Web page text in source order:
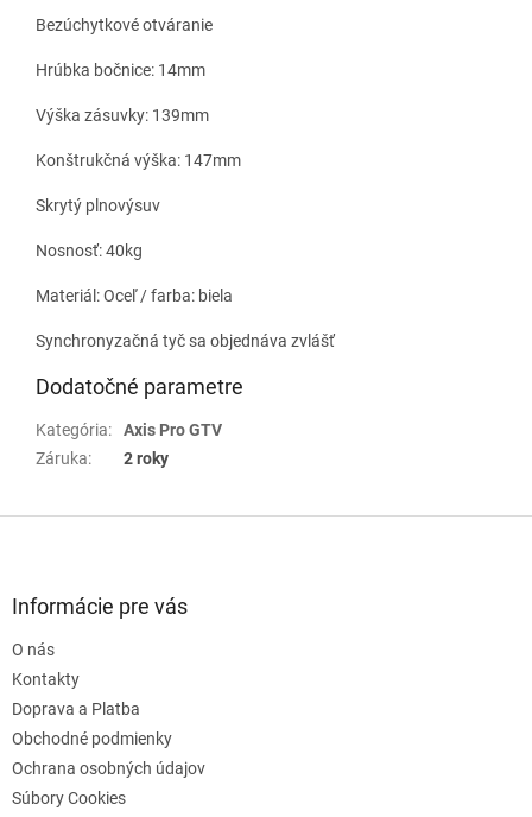
Bezúchytkové otváranie
Hrúbka bočnice: 14mm
Výška zásuvky: 139mm
Konštrukčná výška: 147mm
Skrytý plnovýsuv
Nosnosť: 40kg
Materiál: Oceľ / farba: biela
Synchronyzačná tyč sa objednáva zvlášť
Dodatočné parametre
Kategória:
Axis Pro GTV
Záruka: 2 roky
Informácie pre vás
O nás
Kontakty
Doprava a Platba
Obchodné podmienky
Ochrana osobných údajov
Súbory Cookies